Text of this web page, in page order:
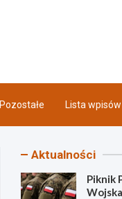
Pozostałe Lista wpisów
Aktualności
Piknik